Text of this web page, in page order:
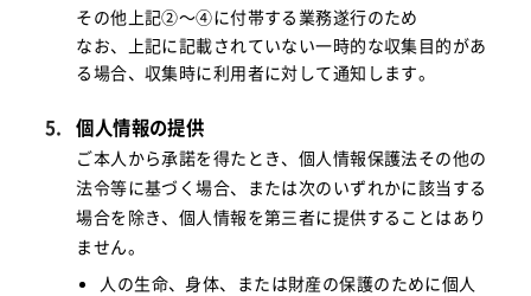
その他上記②～④に付帯する業務遂行のため
なお、上記に記載されていない一時的な収集目的があ
る場合、収集時に利用者に対して通知します。
個人情報の提供
ご本人から承諾を得たとき、個人情報保護法その他の
法令等に基づく場合、または次のいずれかに該当する
場合を除き、個人情報を第三者に提供することはあり
ません。
人の生命、身体、または財産の保護のために個人